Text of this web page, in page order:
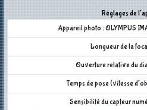
Réglages de
Appareil photo : OLYMPUS
Longueur de la
Ouverture relative du
Temps de pose (vitesse
Sensibilité du capteur